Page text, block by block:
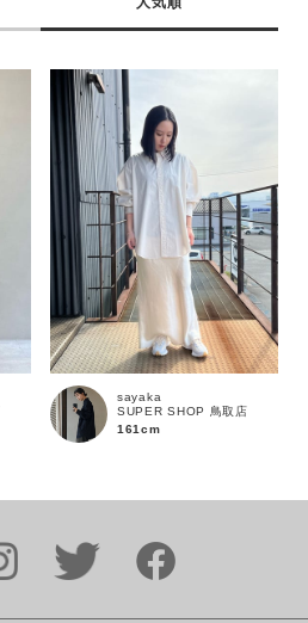
sayaka
SUPER SHOP 鳥取店
161cm